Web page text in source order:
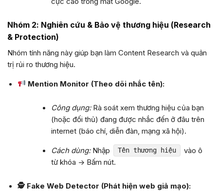
Nhóm 2: Nghiên cứu & Bảo vệ thương hiệu (Research
& Protection)
Nhóm tính năng này giúp bạn làm Content Research và quản
trị rủi ro thương hiệu.
Mention Monitor (Theo dõi nhắc tên):
Công dụng:Rà soát xem thương hiệu của bạn
(hoặc đối thủ) đang được nhắc đến ở đâu trên
internet (báo chí, diễn đàn, mạng xã hội).
Cách dùng:Nhập Tên thương hiệu
vào ô
từ khóa -> Bấm nút.
🕵️ Fake Web Detector (Phát hiện web giả mạo):